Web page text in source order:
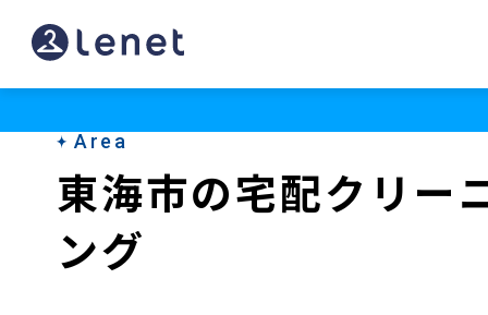
東
海
Area
東海市の宅配クリー
ング